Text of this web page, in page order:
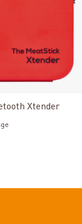
ansehen
Xtender